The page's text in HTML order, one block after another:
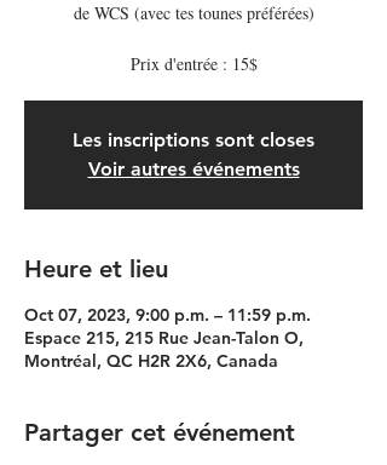
de WCS (avec tes tounes préférées)
Prix d'entrée : 15$
Les inscriptions sont closes
Voir autres événements
Heure et lieu
Oct 07, 2023, 9:00 p.m. – 11:59 p.m.
Espace 215, 215 Rue Jean-Talon O,
Montréal, QC H2R 2X6, Canada
Partager cet événement